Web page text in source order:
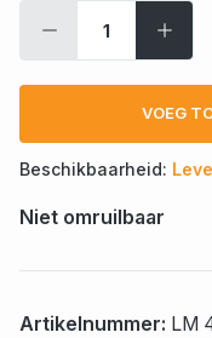
VOEG
Beschikbaarheid:
Niet omruilbaar
Artikelnummer: LM